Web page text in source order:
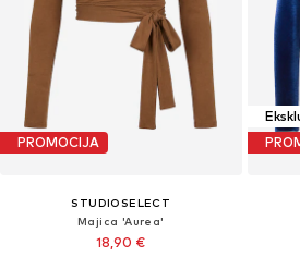
PROMOCIJA
STUDIOSELECT
Majica 'Aurea'
18,90 €